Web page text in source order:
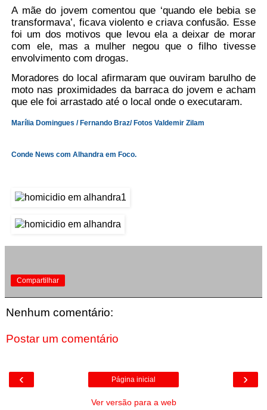
A mãe do jovem comentou que ‘quando ele bebia se
transformava’, ficava violento e criava confusão. Esse
foi um dos motivos que levou ela a deixar de morar
com ele, mas a mulher negou que o filho tivesse
envolvimento com drogas.
Moradores do local afirmaram que ouviram barulho de
moto nas proximidades da barraca do jovem e acham
que ele foi arrastado até o local onde o executaram.
Marília Domingues / Fernando Braz/ Fotos Valdemir Zilam
Conde News com Alhandra em Foco.
Compartilhar
Nenhum comentário:
Postar um comentário
‹ ›
Página inicial
Ver versão para a web